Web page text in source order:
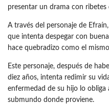
presentar un drama con ribetes
A través del personaje de
que intenta despegar con
hace quebradizo como el
Este personaje, después de
diez años, intenta redimir su
enfermedad de su hijo lo obliga
submundo donde proviene.